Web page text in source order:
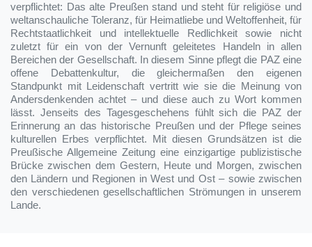
verpflichtet: Das alte Preußen stand und steht für religiöse und
weltanschauliche Toleranz, für Heimatliebe und Weltoffenheit, für
Rechtstaatlichkeit und intellektuelle Redlichkeit sowie nicht
zuletzt für ein von der Vernunft geleitetes Handeln in allen
Bereichen der Gesellschaft. In diesem Sinne pflegt die PAZ eine
offene Debattenkultur, die gleichermaßen den eigenen
Standpunkt mit Leidenschaft vertritt wie sie die Meinung von
Andersdenkenden achtet – und diese auch zu Wort kommen
lässt. Jenseits des Tagesgeschehens fühlt sich die PAZ der
Erinnerung an das historische Preußen und der Pflege seines
kulturellen Erbes verpflichtet. Mit diesen Grundsätzen ist die
Preußische Allgemeine Zeitung eine einzigartige publizistische
Brücke zwischen dem Gestern, Heute und Morgen, zwischen
den Ländern und Regionen in West und Ost – sowie zwischen
den verschiedenen gesellschaftlichen Strömungen in unserem
Lande.